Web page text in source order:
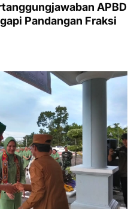
APBD
Pandangan Fraksi